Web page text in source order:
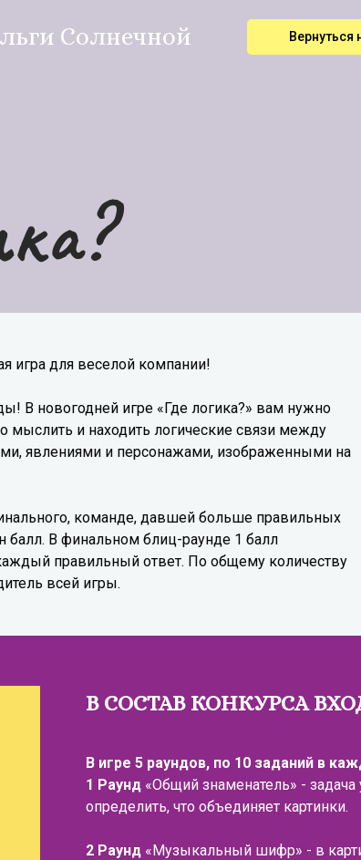
Солнечной Вернуться
игра для веселой компании!
В новогодней игре «Где логика?» вам нужно
мыслить и находить логические связи между
явлениями и персонажами, изображенными на
команде, давшей больше правильных
балл. В финальном блиц-раунде 1 балл
правильный ответ. По общему количеству
всей игры.
В СОСТАВ КОНКУРСА
В игре 5 раундов, по 10 заданий в
1 Раунд «Общий знаменатель» - задача
определить, что объединяет картинки.
2 Раунд «Музыкальный шифр» - в